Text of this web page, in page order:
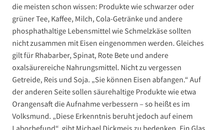
die meisten schon wissen: Produkte wie schwarzer oder
grüner Tee, Kaffee, Milch, Cola-Getränke und andere
phosphathaltige Lebensmittel wie Schmelzkäse sollten
nicht zusammen mit Eisen eingenommen werden. Gleiches
gilt für Rhabarber, Spinat, Rote Bete und andere
oxalsäurereiche Nahrungsmittel. Nicht zu vergessen
Getreide, Reis und Soja. „Sie können Eisen abfangen.“ Auf
der anderen Seite sollen säurehaltige Produkte wie etwa
Orangensaft die Aufnahme verbessern – so heißt es im
Volksmund. „Diese Erkenntnis beruht jedoch auf einem